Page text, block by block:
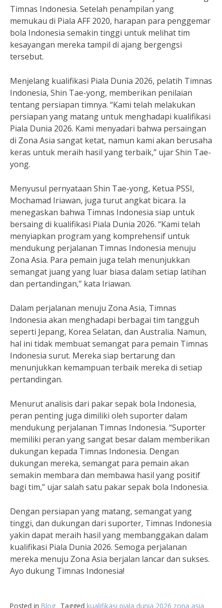
Timnas Indonesia. Setelah penampilan yang
memukau di Piala AFF 2020, harapan para penggemar
bola Indonesia semakin tinggi untuk melihat tim
kesayangan mereka tampil di ajang bergengsi
tersebut.
Menjelang kualifikasi Piala Dunia 2026, pelatih Timnas
Indonesia, Shin Tae-yong, memberikan penilaian
tentang persiapan timnya. “Kami telah melakukan
persiapan yang matang untuk menghadapi kualifikasi
Piala Dunia 2026. Kami menyadari bahwa persaingan
di Zona Asia sangat ketat, namun kami akan berusaha
keras untuk meraih hasil yang terbaik,” ujar Shin Tae-
yong.
Menyusul pernyataan Shin Tae-yong, Ketua PSSI,
Mochamad Iriawan, juga turut angkat bicara. Ia
menegaskan bahwa Timnas Indonesia siap untuk
bersaing di kualifikasi Piala Dunia 2026. “Kami telah
menyiapkan program yang komprehensif untuk
mendukung perjalanan Timnas Indonesia menuju
Zona Asia. Para pemain juga telah menunjukkan
semangat juang yang luar biasa dalam setiap latihan
dan pertandingan,” kata Iriawan.
Dalam perjalanan menuju Zona Asia, Timnas
Indonesia akan menghadapi berbagai tim tangguh
seperti Jepang, Korea Selatan, dan Australia. Namun,
hal ini tidak membuat semangat para pemain Timnas
Indonesia surut. Mereka siap bertarung dan
menunjukkan kemampuan terbaik mereka di setiap
pertandingan.
Menurut analisis dari pakar sepak bola Indonesia,
peran penting juga dimiliki oleh suporter dalam
mendukung perjalanan Timnas Indonesia. “Suporter
memiliki peran yang sangat besar dalam memberikan
dukungan kepada Timnas Indonesia. Dengan
dukungan mereka, semangat para pemain akan
semakin membara dan membawa hasil yang positif
bagi tim,” ujar salah satu pakar sepak bola Indonesia.
Dengan persiapan yang matang, semangat yang
tinggi, dan dukungan dari suporter, Timnas Indonesia
yakin dapat meraih hasil yang membanggakan dalam
kualifikasi Piala Dunia 2026. Semoga perjalanan
mereka menuju Zona Asia berjalan lancar dan sukses.
Ayo dukung Timnas Indonesia!
Posted in Blog Tagged kualifikasi piala dunia 2026 zona asia